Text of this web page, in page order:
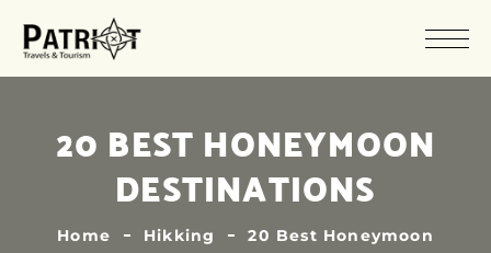
20 BEST HONEYMOON
DESTINATIONS
Home Hikking
20 Best Honeymoon